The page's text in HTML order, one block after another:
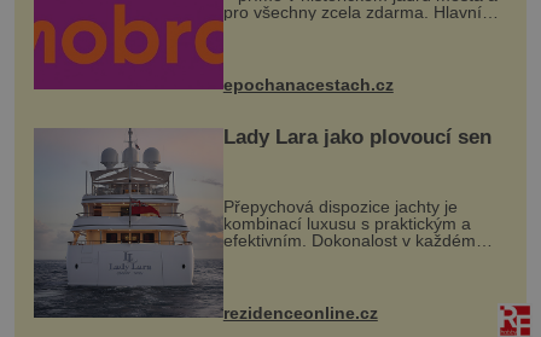
pro všechny zcela zdarma. Hlavní
program se odehraje na Karlově a
mohou těšit na víno, burčák, pes...
epochanacestach.cz
Lady Lara jako plovoucí sen
Přepychová dispozice jachty je
kombinací luxusu s praktickým a
efektivním. Dokonalost v každém
detailu představuje značka Fendi
Casa, kterou byly vybaveny její
paluby. Monacký přístav nabízí
každoročn...
rezidenceonline.cz